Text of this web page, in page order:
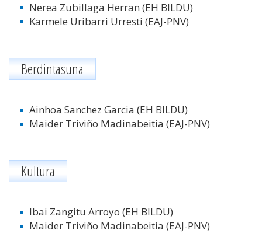
Nerea Zubillaga Herran (EH BILDU)
Karmele Uribarri Urresti (EAJ-PNV)
Berdintasuna
Ainhoa Sanchez Garcia (EH BILDU)
Maider Triviño Madinabeitia (EAJ-PNV)
Kultura
Ibai Zangitu Arroyo (EH BILDU)
Maider Triviño Madinabeitia (EAJ-PNV)